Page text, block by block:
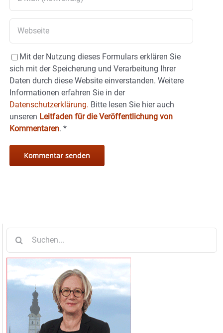
Mit der Nutzung dieses Formulars erklären Sie
sich mit der Speicherung und Verarbeitung Ihrer
Daten durch diese Website einverstanden. Weitere
Informationen erfahren Sie in der
Datenschutzerklärung. Bitte lesen Sie hier auch
unseren Leitfaden für die Veröffentlichung von
Kommentaren. *
nach: